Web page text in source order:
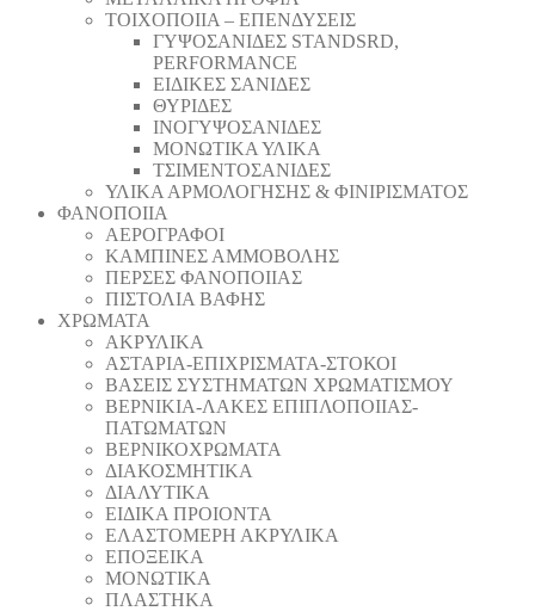
ΤΟΙΧΟΠΟΙΙΑ – ΕΠΕΝΔΥΣΕΙΣ
ΓΥΨΟΣΑΝΙΔΕΣ STANDSRD,
PERFORMANCE
ΕΙΔΙΚΕΣ ΣΑΝΙΔΕΣ
ΘΥΡΙΔΕΣ
ΙΝΟΓΥΨΟΣΑΝΙΔΕΣ
ΜΟΝΩΤΙΚΑ ΥΛΙΚΑ
ΤΣΙΜΕΝΤΟΣΑΝΙΔΕΣ
ΥΛΙΚΑ ΑΡΜΟΛΟΓΗΣΗΣ & ΦΙΝΙΡΙΣΜΑΤΟΣ
ΦΑΝΟΠΟΙΙΑ
ΑΕΡΟΓΡΑΦΟΙ
ΚΑΜΠΙΝΕΣ ΑΜΜΟΒΟΛΗΣ
ΠΕΡΣΕΣ ΦΑΝΟΠΟΙΙΑΣ
ΠΙΣΤΟΛΙΑ ΒΑΦΗΣ
ΧΡΩΜΑΤΑ
ΑΚΡΥΛΙΚΑ
ΑΣΤΑΡΙΑ-ΕΠΙΧΡΙΣΜΑΤΑ-ΣΤΟΚΟΙ
ΒΑΣΕΙΣ ΣΥΣΤΗΜΑΤΩΝ ΧΡΩΜΑΤΙΣΜΟΥ
ΒΕΡΝΙΚΙΑ-ΛΑΚΕΣ ΕΠΙΠΛΟΠΟΙΙΑΣ-
ΠΑΤΩΜΑΤΩΝ
ΒΕΡΝΙΚΟΧΡΩΜΑΤΑ
ΔΙΑΚΟΣΜΗΤΙΚΑ
ΔΙΑΛΥΤΙΚΑ
ΕΙΔΙΚΑ ΠΡΟΙΟΝΤΑ
ΕΛΑΣΤΟΜΕΡΗ ΑΚΡΥΛΙΚΑ
ΕΠΟΞΕΙΚΑ
ΜΟΝΩΤΙΚΑ
ΠΛΑΣΤΗΚΑ